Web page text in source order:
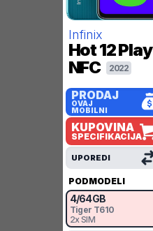
Infinix
Hot 12 Play
NFC
2022
PRODAJ
OVAJ
MOBILNI
KUPOVINA
SPECIFIKACIJA
UPOREDI
PODMODELI
4/64GB
Tiger T610
2x SIM